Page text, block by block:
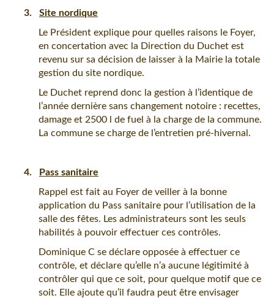
3.
Site nordique
Le Président explique pour quelles raisons le Foyer,
en concertation avec la Direction du Duchet est
revenu sur sa décision de laisser à la Mairie la totale
gestion du site nordique.
Le Duchet reprend donc la gestion à l’identique de
l’année dernière sans changement notoire : recettes,
damage et 2500 l de fuel à la charge de la commune.
La commune se charge de l’entretien pré-hivernal.
4.
Pass sanitaire
Rappel est fait au Foyer de veiller à la bonne
application du Pass sanitaire pour l’utilisation de la
salle des fêtes. Les administrateurs sont les seuls
habilités à pouvoir effectuer ces contrôles.
Dominique C se déclare opposée à effectuer ce
contrôle, et déclare qu’elle n’a aucune légitimité à
contrôler qui que ce soit, pour quelque motif que ce
soit. Elle ajoute qu’il faudra peut être envisager